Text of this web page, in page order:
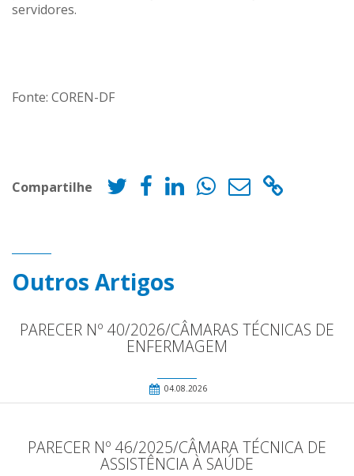
servidores.
Fonte: COREN-DF
Compartilhe
Outros Artigos
PARECER Nº 40/2026/CÂMARAS TÉCNICAS DE
ENFERMAGEM
04.08.2026
PARECER Nº 46/2025/CÂMARA TÉCNICA DE
ASSISTÊNCIA À SAÚDE